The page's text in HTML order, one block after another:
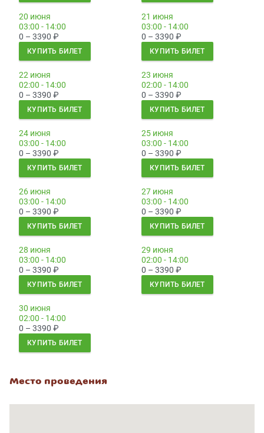
20 июня
03:00 - 14:00
0 – 3390 ₽
КУПИТЬ БИЛЕТ
21 июня
03:00 - 14:00
0 – 3390 ₽
КУПИТЬ БИЛЕТ
22 июня
02:00 - 14:00
0 – 3390 ₽
КУПИТЬ БИЛЕТ
23 июня
02:00 - 14:00
0 – 3390 ₽
КУПИТЬ БИЛЕТ
24 июня
03:00 - 14:00
0 – 3390 ₽
КУПИТЬ БИЛЕТ
25 июня
03:00 - 14:00
0 – 3390 ₽
КУПИТЬ БИЛЕТ
26 июня
03:00 - 14:00
0 – 3390 ₽
КУПИТЬ БИЛЕТ
27 июня
03:00 - 14:00
0 – 3390 ₽
КУПИТЬ БИЛЕТ
28 июня
03:00 - 14:00
0 – 3390 ₽
КУПИТЬ БИЛЕТ
29 июня
02:00 - 14:00
0 – 3390 ₽
КУПИТЬ БИЛЕТ
30 июня
02:00 - 14:00
0 – 3390 ₽
КУПИТЬ БИЛЕТ
Место проведения